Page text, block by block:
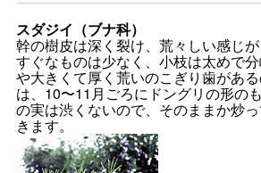
スダジイ（ブナ科）
幹の樹皮は深く裂け、荒々しい感じ
すぐなものは少なく、小枝は太めで
や大きくて厚く荒いのこぎり歯があ
は、10〜11月ごろにドングリの形の
の実は渋くないので、そのままか炒
きます。